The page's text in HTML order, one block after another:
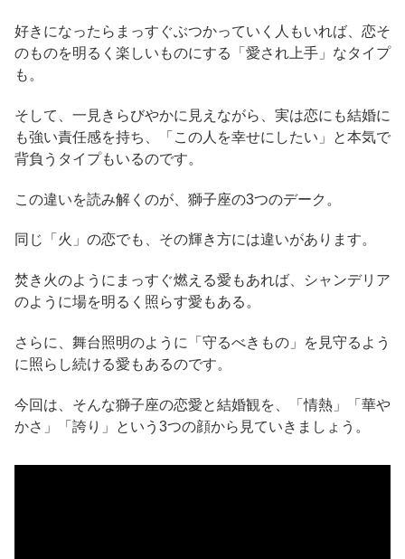
好きになったらまっすぐぶつかっていく人もいれば、恋そ
のものを明るく楽しいものにする「愛され上手」なタイプ
も。
そして、一見きらびやかに見えながら、実は恋にも結婚に
も強い責任感を持ち、「この人を幸せにしたい」と本気で
背負うタイプもいるのです。
この違いを読み解くのが、獅子座の3つのデーク。
同じ「火」の恋でも、その輝き方には違いがあります。
焚き火のようにまっすぐ燃える愛もあれば、シャンデリア
のように場を明るく照らす愛もある。
さらに、舞台照明のように「守るべきもの」を見守るよう
に照らし続ける愛もあるのです。
今回は、そんな獅子座の恋愛と結婚観を、「情熱」「華や
かさ」「誇り」という3つの顔から見ていきましょう。